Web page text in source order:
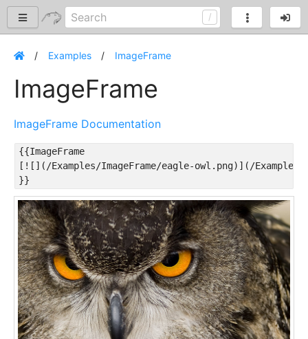
Examples ImageFrame
ImageFrame
ImageFrame Documentation
{{ImageFrame
[![](/Examples/ImageFrame/eagle-owl.png)](/Examples/